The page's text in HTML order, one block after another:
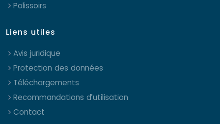
Polissoirs
Liens utiles
Avis juridique
Protection des données
Téléchargements
Recommandations d’utilisation
Contact